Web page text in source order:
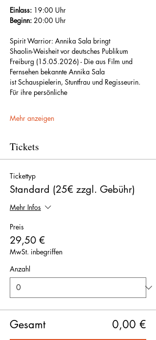
Einlass: 19:00 Uhr
Beginn: 20:00 Uhr
Spirit Warrior: Annika Sala bringt
Shaolin-Weisheit vor deutsches Publikum
Freiburg (15.05.2026) - Die aus Film und
Fernsehen bekannte Annika Sala
ist Schauspielerin, Stuntfrau und Regisseurin.
Für ihre persönliche
Mehr anzeigen
Tickets
Tickettyp
Standard (25€ zzgl. Gebühr)
Mehr Infos
Preis
29,50 €
MwSt. inbegriffen
Anzahl
Gesamt 0,00 €